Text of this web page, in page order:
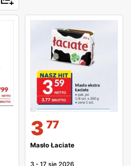
3 77
Masło Łaciate
3 -17 sie 2026